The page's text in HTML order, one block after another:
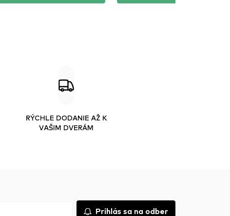
RÝCHLE DODANIE AŽ K
VAŠIM DVERÁM
Prihlás sa na odber